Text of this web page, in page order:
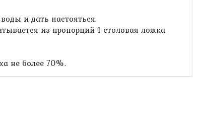
и дать настояться.
из пропорций 1 столовая ложка
не более 70%.